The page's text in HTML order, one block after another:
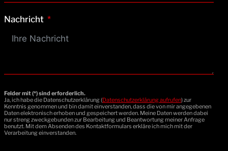
Nachricht
Felder mit (*) sind erforderlich.
Ja, ich habe die Datenschutzerklärung (Datenschutzerklärung aufrufen) zur
Kenntnis genommen und bin damit einverstanden, dass die von mir angegebenen
Daten elektronisch erhoben und gespeichert werden. Meine Daten werden dabei
nur streng zweckgebunden zur Bearbeitung und Beantwortung meiner Anfrage
benutzt. Mit dem Absenden des Kontaktformulars erkläre ich mich mit der
Verarbeitung einverstanden.